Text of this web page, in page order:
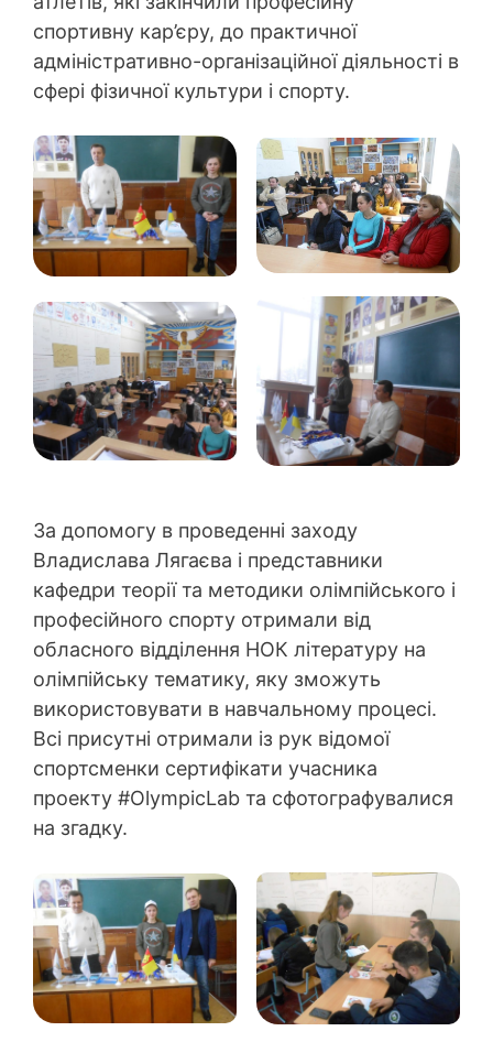
спортивну кар’єру, до практичної
адміністративно-організаційної діяльності в
сфері фізичної культури і спорту.
За допомогу в проведенні заходу
Владислава Лягаєва і представники
кафедри теорії та методики олімпійського і
професійного спорту отримали від
обласного відділення НОК літературу на
олімпійську тематику, яку зможуть
використовувати в навчальному процесі.
Всі присутні отримали із рук відомої
спортсменки сертифікати учасника
проекту #OlympicLab та сфотографувалися
на згадку.